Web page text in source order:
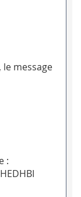
message
: